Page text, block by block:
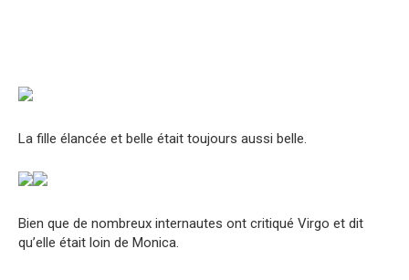
La fille élancée et belle était toujours aussi belle.
Bien que de nombreux internautes ont critiqué Virgo et dit
qu’elle était loin de Monica.